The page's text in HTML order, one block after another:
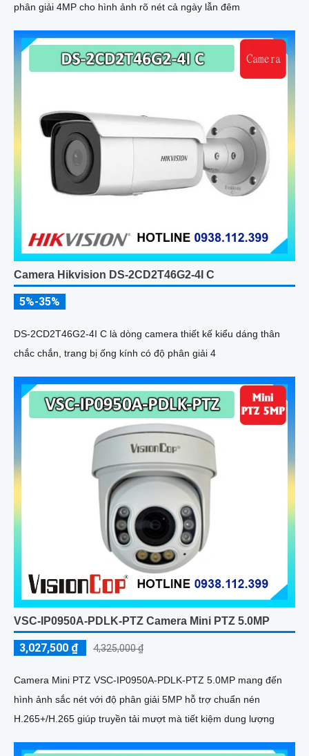
phân giải 4MP cho hình ảnh rõ nét cả ngày lẫn đêm
Camera Hikvision DS-2CD2T46G2-4I C
5%-35%
DS-2CD2T46G2-4I C là dòng camera thiết kế kiểu dáng thân
chắc chắn, trang bị ống kính có độ phân giải 4
VSC-IP0950A-PDLK-PTZ Camera Mini PTZ 5.0MP
3,027,500 ₫ 4,325,000 ₫
Camera Mini PTZ VSC-IP0950A-PDLK-PTZ 5.0MP mang đến
hình ảnh sắc nét với độ phân giải 5MP hỗ trợ chuẩn nén
H.265+/H.265 giúp truyền tải mượt mà tiết kiệm dung lượng